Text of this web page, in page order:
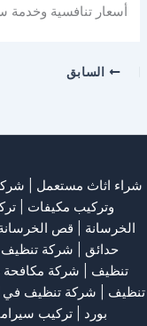
أسعار تنافسية وخدمة سريعة
السابق
شراء اثاث مستعمل
وتركيب مكيفات |
الخرسانة | قص
حدائق
شركة تنظيف
تنظيف
شركة
تنظيف
شركة تنظيف في
بورد | تركيب